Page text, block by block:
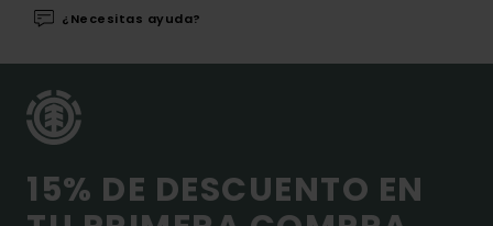
¿Necesitas ayuda?
15% DE DESCUENTO EN